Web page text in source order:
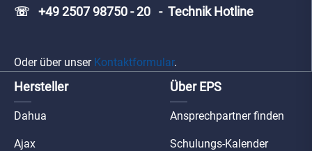
☏ +49 2507 98750 - 20 - Technik Hotline
Oder über unser Kontaktformular.
Hersteller
Dahua
Ajax
Über EPS
Ansprechpartner finden
Schulungs-Kalender